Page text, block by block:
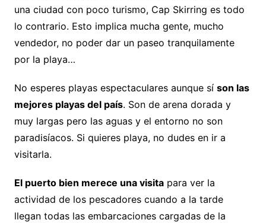
una ciudad con poco turismo, Cap Skirring es todo
lo contrario. Esto implica mucha gente, mucho
vendedor, no poder dar un paseo tranquilamente
por la playa…
No esperes playas espectaculares aunque sí son las
mejores playas del país. Son de arena dorada y
muy largas pero las aguas y el entorno no son
paradisíacos. Si quieres playa, no dudes en ir a
visitarla.
El puerto bien merece una visitapara ver la
actividad de los pescadores cuando a la tarde
llegan todas las embarcaciones cargadas de la